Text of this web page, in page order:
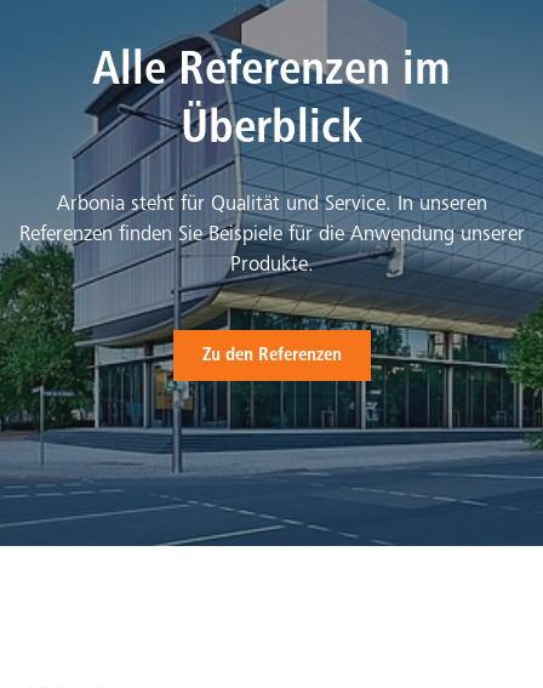
Alle Referenzen im
Überblick
Arbonia steht für Qualität und Service. In unseren
Referenzen finden Sie Beispiele für die Anwendung unserer
Produkte.
Zu den Referenzen